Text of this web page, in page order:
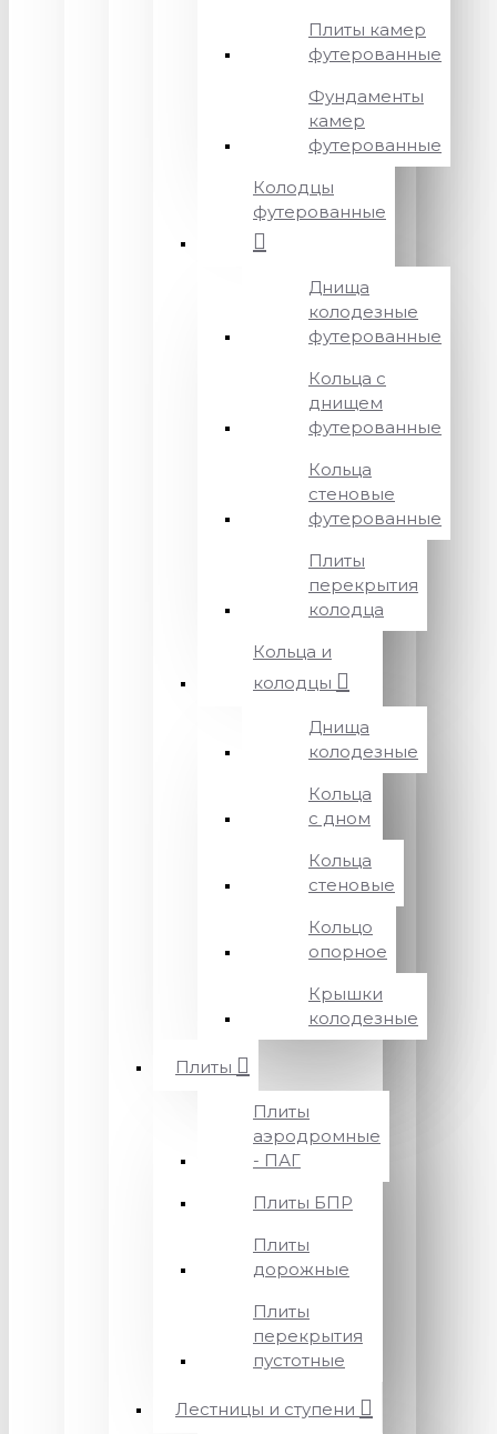
Плиты камер
футерованные
Фундаменты
камер
футерованные
Колодцы
футерованные
Днища
колодезные
футерованные
Кольца с
днищем
футерованные
Кольца
стеновые
футерованные
Плиты
перекрытия
колодца
Кольца и
колодцы
Днища
колодезные
Кольца
с дном
Кольца
стеновые
Кольцо
опорное
Крышки
колодезные
Плиты
Плиты
аэродромные
- ПАГ
Плиты БПР
Плиты
дорожные
Плиты
перекрытия
пустотные
Лестницы и ступени